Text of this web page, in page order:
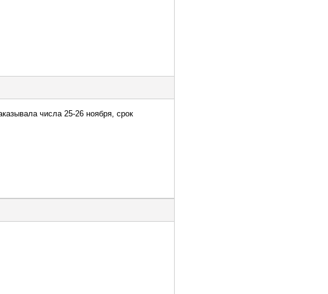
числа 25-26 ноября, срок